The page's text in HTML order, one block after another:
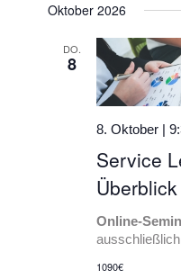
wählen.
Oktober 2026
DO.
8
Service
Überblick
8. Oktober |
Online-
1090€